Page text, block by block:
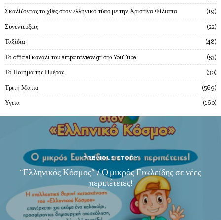
Σκαλίζοντας το χθες στον ελληνικό τύπο με την Χριστίνα Φίλιππα 19
Συνεντευξεις 22
Ταξίδια 48
Το official κανάλι του artpointview.gr στο YouTube 53
Το Ποίημα της Ημέρας 30
Τριτη Ματια 569
Υγεια 160
PREVIOUS STORY
“Ελληνικός Κόσμος” / Ο μικρός Ευκλείδης σε νέες
περιπέτειες!